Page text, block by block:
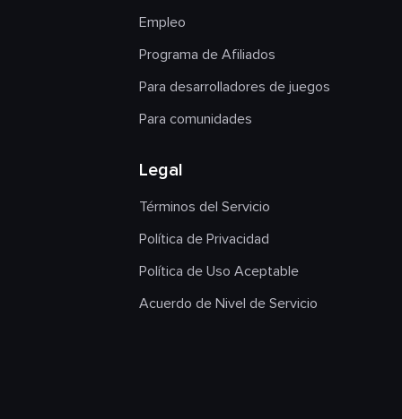
Empleo
Programa de Afiliados
Para desarrolladores de juegos
Para comunidades
Legal
Términos del Servicio
Política de Privacidad
Política de Uso Aceptable
Acuerdo de Nivel de Servicio